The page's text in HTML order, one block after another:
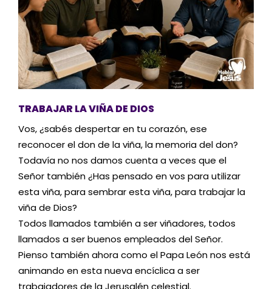
TRABAJAR LA VIÑA DE DIOS
Vos, ¿sabés despertar en tu corazón, ese
reconocer el don de la viña, la memoria del don?
Todavía no nos damos cuenta a veces que el
Señor también ¿Has pensado en vos para utilizar
esta viña, para sembrar esta viña, para trabajar la
viña de Dios?
Todos llamados también a ser viñadores, todos
llamados a ser buenos empleados del Señor.
Pienso también ahora como el Papa León nos está
animando en esta nueva encíclica a ser
trabajadores de la Jerusalén celestial.